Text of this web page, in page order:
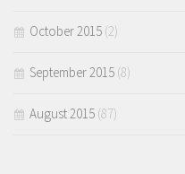
October 2015 (2)
September 2015 (8)
August 2015 (87)